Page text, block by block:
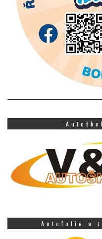
Autofolie a